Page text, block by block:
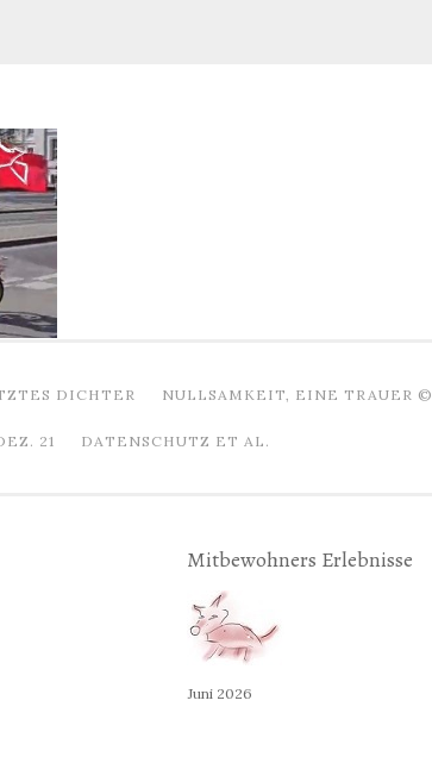
DICHTER NULLSAMKEIT, EINE TRAUER ©
21 DATENSCHUTZ ET AL.
Mitbewohners Erlebnisse
Juni 2026